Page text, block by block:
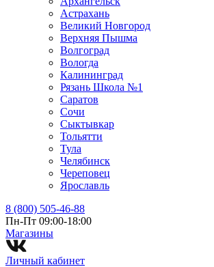
Астрахань
Великий Новгород
Верхняя Пышма
Волгоград
Вологда
Калининград
Рязань Школа №1
Саратов
Сочи
Сыктывкар
Тольятти
Тула
Челябинск
Череповец
Ярославль
8 (800) 505-46-88
Пн-Пт 09:00-18:00
Магазины⁠
Личный кабинет